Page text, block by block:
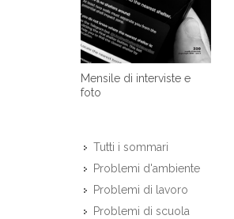
Mensile di interviste e
foto
Tutti i sommari
Problemi d'ambiente
Problemi di lavoro
Problemi di scuola